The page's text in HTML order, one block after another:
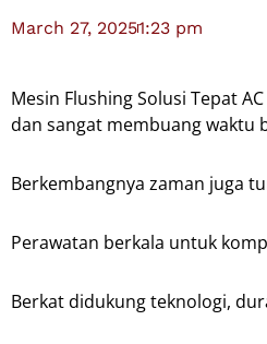
March 27, 20251:23 pm
Mesin Flushing Solusi Tepat
dan sangat membuang waktu
Berkembangnya zaman juga
Perawatan berkala untuk
Berkat didukung teknologi,